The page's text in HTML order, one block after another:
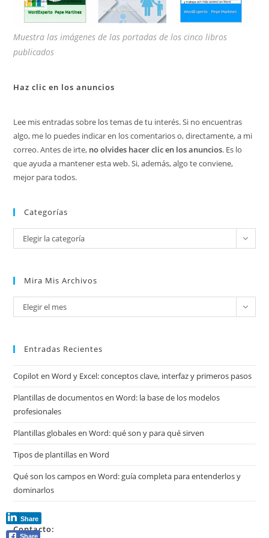
Muestra las imágenes de las portadas de los cinco libros
publicados
Haz clic en los anuncios
Lee mis entradas sobre los temas de tu interés. Si no encuentras
algo, me lo puedes indicar en los comentarios o, directamente, a mi
correo. Antes de irte, no olvides hacer clic en los anuncios. Es lo
que ayuda a mantener esta web. Si, además, algo te conviene,
mejor para todos.
Categorías
Categorías
Elegir la categoría
Mira Mis Archivos
Mira
mis
Elegir el mes
Entradas Recientes
Copilot en Word y Excel: conceptos clave, interfaz y primeros pasos
Plantillas de documentos en Word: la base de los modelos
profesionales
Plantillas globales en Word: qué son y para qué sirven
Tipos de plantillas en Word
Qué son los campos en Word: guía completa para entenderlos y
dominarlos
Contacto:
Share
Share